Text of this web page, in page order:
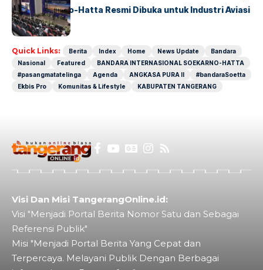
IALC Soekarno-Hatta Resmi Dibuka untuk Industri Aviasi
Dunia
Quick Links: Berita Index Home News Update
Bandara
Nasional
Featured
BANDARA INTERNASIONAL SOEKARNO-HATTA
#pasangmatatelinga
Agenda ANGKASA PURA II
#bandaraSoetta
Ekbis Pro
Komunitas & Lifestyle KABUPATEN TANGERANG
Visi Dan Misi TangerangOnline.id:
Visi "Menjadi Portal Berita Nomor Satu dan Sebagai
Referensi Publik"
Misi "Menjadi Portal Berita Yang Cepat dan
Terpercaya. Melayani Publik Dengan Berbagai